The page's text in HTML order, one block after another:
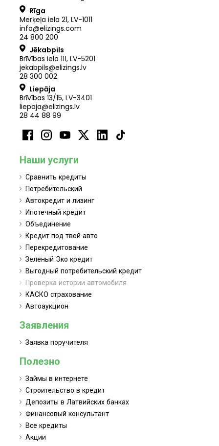
Rīga
Merķeļa iela 21, LV-1011
info@elizings.com
24 800 200
Jēkabpils
Brīvības iela 111, LV-5201
jekabpils@elizings.lv
28 300 002
Liepāja
Brīvības 13/15, LV-3401
liepaja@elizings.lv
28 44 88 99
Наши услуги
Сравнить кредиты
Потребительский
Автокредит и лизинг
Ипотечный кредит
Объединение
Кредит под твой авто
Перекредитование
Зеленый Эко кредит
Выгодный потребительский кредит
Проверка истории автомобиля
КАСКО страхование
Автоаукцион
Заявления
Заявка поручителя
Полезно
Займы в интернете
Строительство в кредит
Депозиты в Латвийских банках
Финансовый консультант
Все кредиты
Акции